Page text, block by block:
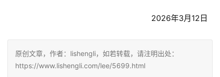
2026年3月12日
原创文章，作者：lishengli，如若转载，请注明出处：
https://www.lishengli.com/lee/5699.html